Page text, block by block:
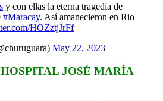
y con ellas la eterna tragedia de
#Maracay. Así amanecieron en Rio
HOZztjJrFf
May 22, 2023
JOSÉ MARÍA